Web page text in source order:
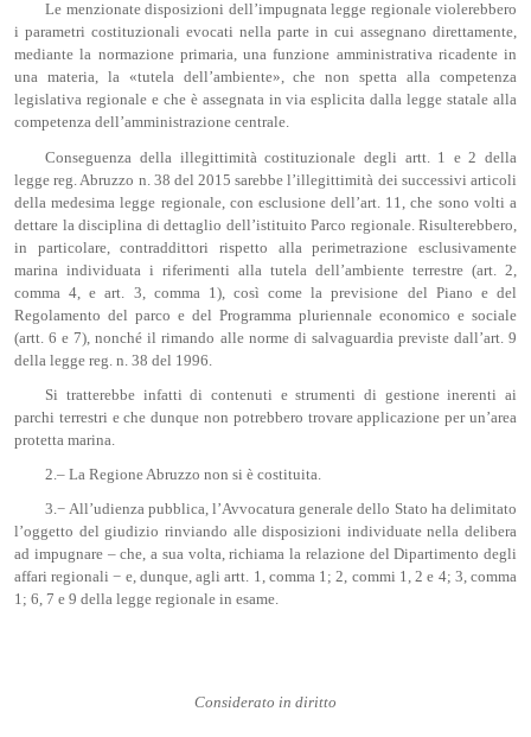
Le menzionate disposizioni dell’impugnata legge regionale violerebbero
i parametri costituzionali evocati nella parte in cui assegnano direttamente,
mediante la normazione primaria, una funzione amministrativa ricadente in
una materia, la «tutela dell’ambiente», che non spetta alla competenza
legislativa regionale e che è assegnata in via esplicita dalla legge statale alla
competenza dell’amministrazione centrale.
Conseguenza della illegittimità costituzionale degli artt. 1 e 2 della
legge reg. Abruzzo n. 38 del 2015 sarebbe l’illegittimità dei successivi articoli
della medesima legge regionale, con esclusione dell’art. 11, che sono volti a
dettare la disciplina di dettaglio dell’istituito Parco regionale. Risulterebbero,
in particolare, contraddittori rispetto alla perimetrazione esclusivamente
marina individuata i riferimenti alla tutela dell’ambiente terrestre (art. 2,
comma 4, e art. 3, comma 1), così come la previsione del Piano e del
Regolamento del parco e del Programma pluriennale economico e sociale
(artt. 6 e 7), nonché il rimando alle norme di salvaguardia previste dall’art. 9
della legge reg. n. 38 del 1996.
Si tratterebbe infatti di contenuti e strumenti di gestione inerenti ai
parchi terrestri e che dunque non potrebbero trovare applicazione per un’area
protetta marina.
2.‒ La Regione Abruzzo non si è costituita.
3.− All’udienza pubblica, l’Avvocatura generale dello Stato ha delimitato
l’oggetto del giudizio rinviando alle disposizioni individuate nella delibera
ad impugnare – che, a sua volta, richiama la relazione del Dipartimento degli
affari regionali − e, dunque, agli artt. 1, comma 1; 2, commi 1, 2 e 4; 3, comma
1; 6, 7 e 9 della legge regionale in esame.
Considerato in diritto